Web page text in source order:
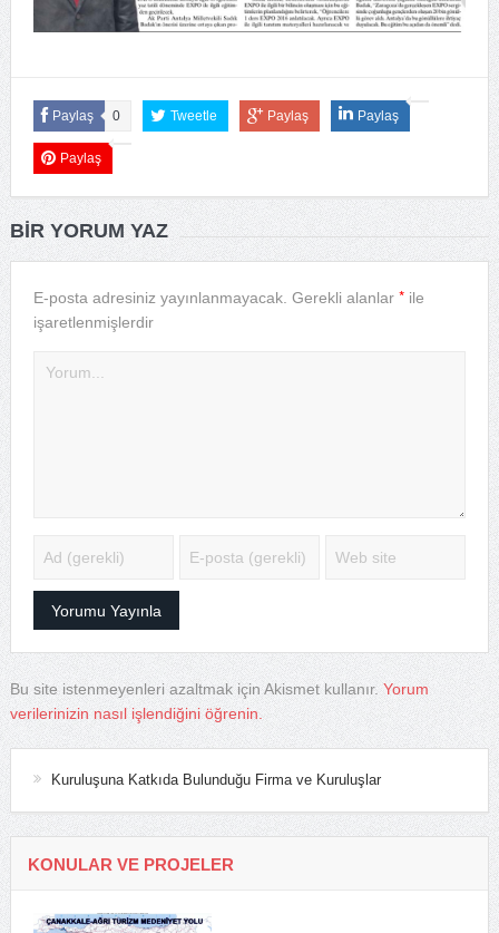
Paylaş 0 Tweetle Paylaş Paylaş
Paylaş
BIR YORUM YAZ
E-posta adresiniz yayınlanmayacak. Gerekli alanlar *ile
işaretlenmişlerdir
Bu site istenmeyenleri azaltmak için Akismet kullanır.Yorum
verilerinizin nasıl işlendiğini öğrenin.
Kuruluşuna Katkıda Bulunduğu Firma ve Kuruluşlar
KONULAR VE PROJELER